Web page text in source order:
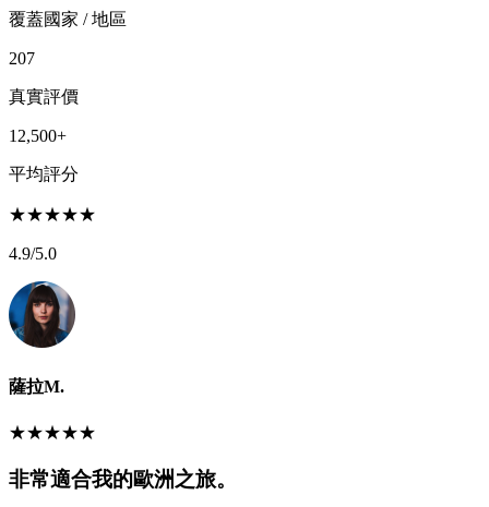
覆蓋國家 / 地區
207
真實評價
12,500+
平均評分
★★★★★
4.9/5.0
薩拉M.
★★★★★
非常適合我的歐洲之旅。